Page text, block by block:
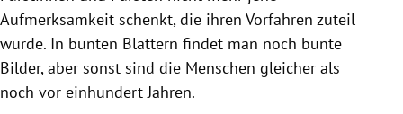
Untermenü
Aufmerksamkeit schenkt, die ihren Vorfahren zuteil
wurde. In bunten Blättern findet man noch bunte
Bilder, aber sonst sind die Menschen gleicher als
noch vor einhundert Jahren.